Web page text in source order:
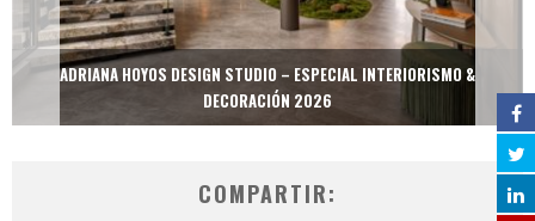
ADRIANA HOYOS DESIGN STUDIO – ESPECIAL INTERIORISMO &
DECORACIÓN 2026
COMPARTIR: